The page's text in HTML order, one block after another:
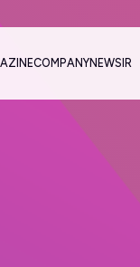
COMPANYNEWS IR